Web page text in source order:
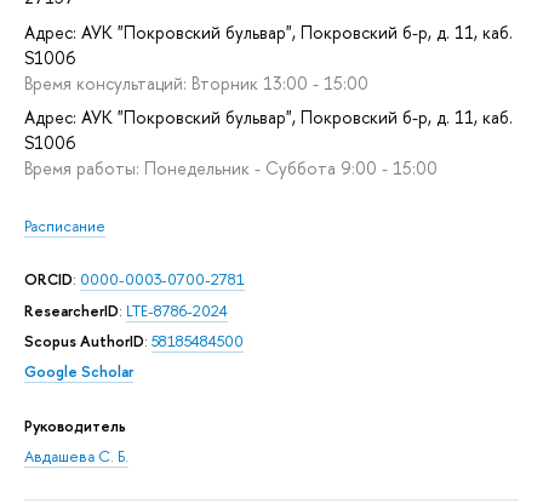
Адрес: АУК "Покровский бульвар", Покровский б-р, д. 11, каб.
S1006
Время консультаций: Вторник 13:00 - 15:00
Адрес: АУК "Покровский бульвар", Покровский б-р, д. 11, каб.
S1006
Время работы: Понедельник - Суббота 9:00 - 15:00
Расписание
ORCID: 0000-0003-0700-2781
ResearcherID: LTE-8786-2024
Scopus AuthorID: 58185484500
Google Scholar
Руководитель
Авдашева С. Б.